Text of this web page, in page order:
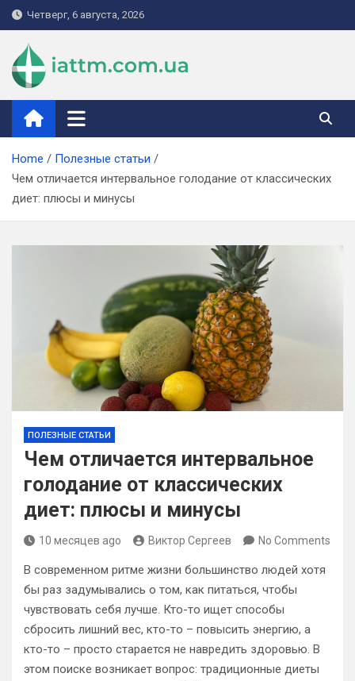
Skip
to
content
Четверг, 6 августа, 2026
iattm.com.ua
Home
Полезные статьи
Чем отличается интервальное голодание от классических
диет: плюсы и минусы
ПОЛЕЗНЫЕ СТАТЬИ
Чем отличается интервальное
голодание от классических
диет: плюсы и минусы
10 месяцев ago Виктор Сергеев No Comments
В современном ритме жизни большинство людей хотя
бы раз задумывались о том, как питаться, чтобы
чувствовать себя лучше. Кто-то ищет способы
сбросить лишний вес, кто-то – повысить энергию, а
кто-то – просто старается не навредить здоровью. В
этом поиске возникает вопрос: традиционные диеты